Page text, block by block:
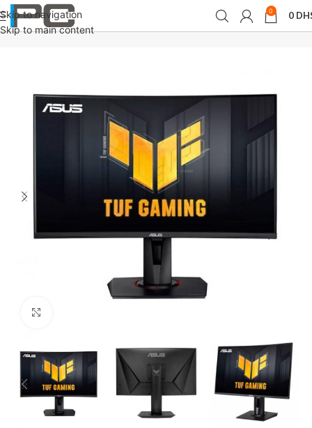
Skip to navigation
Skip to main content
0 0
Accueil périphériques